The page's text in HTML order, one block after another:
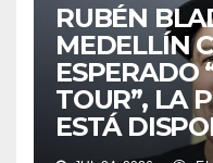
RUBÉN
MEDELLÍN
ESPERADO
TOUR”, LA
ESTÁ